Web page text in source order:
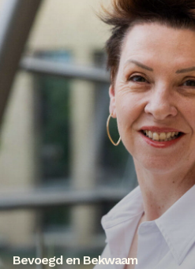
Bevoegd en Bekwaam